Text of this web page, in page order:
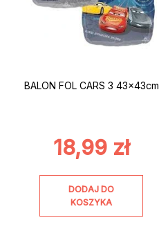
BALON FOL CARS 3 43x43cm
18,99 zł
DODAJ DO
KOSZYKA